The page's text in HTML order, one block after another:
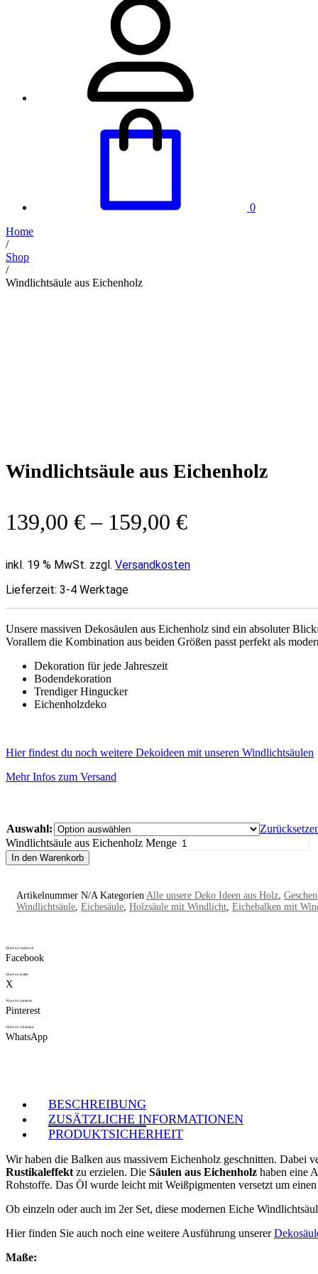
0
Home
/
Shop
/
Windlichtsäule aus Eichenholz
Windlichtsäule aus Eichenholz
139,00 €– 159,00 €
inkl. 19 % MwSt. zzgl. Versandkosten
Lieferzeit: 3-4 Werktage
Unsere massiven Dekosäulen aus Eichenholz sind ein absoluter
Vorallem die Kombination aus beiden Größen passt perfekt als
Dekoration für jede Jahreszeit
Bodendekoration
Trendiger Hingucker
Eichenholzdeko
Hier findest du noch weitere Dekoideen mit unseren Windlichtsäulen
Mehr Infos zum Versand
Auswahl:
Windlichtsäule aus Eichenholz Menge
In den Warenkorb
Artikelnummer N/A Kategorien Alle unsere Deko Ideen aus Holz
Windlichtsäule Eichesäule Holzsäule mit Windlicht Eichebalken mit
Share on facebook
Facebook
Share on twitter
X
Share on pinterest
Pinterest
Share on whatsapp
WhatsApp
BESCHREIBUNG
ZUSÄTZLICHE INFORMATIONEN
PRODUKTSICHERHEIT
Wir haben die Balken aus massivem Eichenholz geschnitten. Dabei
Rustikaleffekt zu erzielen. Die Säulen aus Eichenholz haben eine
Rohstoffe. Das Öl wurde leicht mit Weißpigmenten versetzt um
Ob einzeln oder auch im 2er Set, diese modernen Eiche
Hier finden Sie auch noch eine weitere Ausführung unserer
Maße: